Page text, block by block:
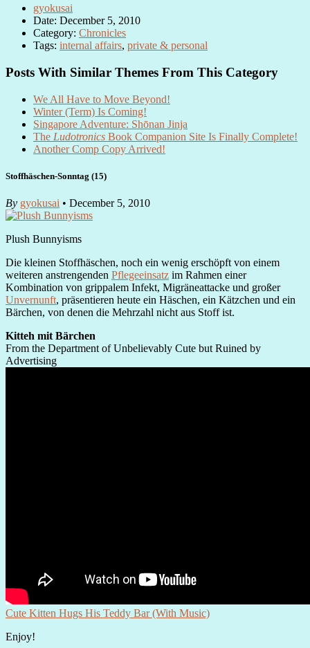
gyokusai
Date: December 5, 2010
Category: Chronicles
Tags: internal affairs, private & personal
Posts With Similar Themes From This Category
We All Have to Move Beyond!
Winter (Term) Is Coming!
Singapore Adventure: Shōnan Jinja
The Ludotronics Book Companion Site Is Finally Complete!
Another Comp Copy Arrived!
Stoffhäschen-Sonntag (15)
By gyokusai • December 5, 2010
Plush Bunnyisms
Die kleinen Stoffhäschen, noch ein wenig erschöpft von einem
weiteren anstrengenden Pflegeeinsatz im Rahmen einer
Kombination von grippalem Infekt, Migräneattacke und großer
Unvernunft, präsentieren heute ein Häschen, ein Kätzchen und ein
Bärchen, von denen die Mehrzahl nicht aus Stoff ist.
Kitteh mit Bärchen
From the Department of Unbelievably Cute but Ruined by
Advertising
Cute Kitten Hugs His Teddy Bar (With Music)
Enjoy!